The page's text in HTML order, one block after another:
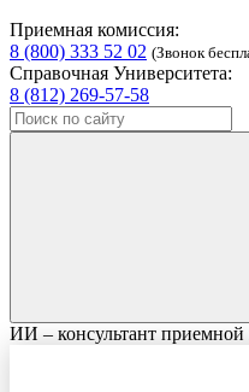
Приемная комиссия:
8 (800) 333 52 02 (Звонок
Справочная Университета:
8 (812) 269-57-58
ИИ – консультант приемной